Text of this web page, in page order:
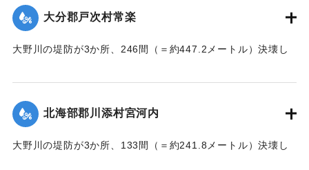
｜固有コード: 002680202
大分郡戸次村常楽
大野川の堤防が3か所、246間（＝約447.2メートル）決壊し
｜固有コード: 002680204
北海部郡川添村宮河内
大野川の堤防が3か所、133間（＝約241.8メートル）決壊し